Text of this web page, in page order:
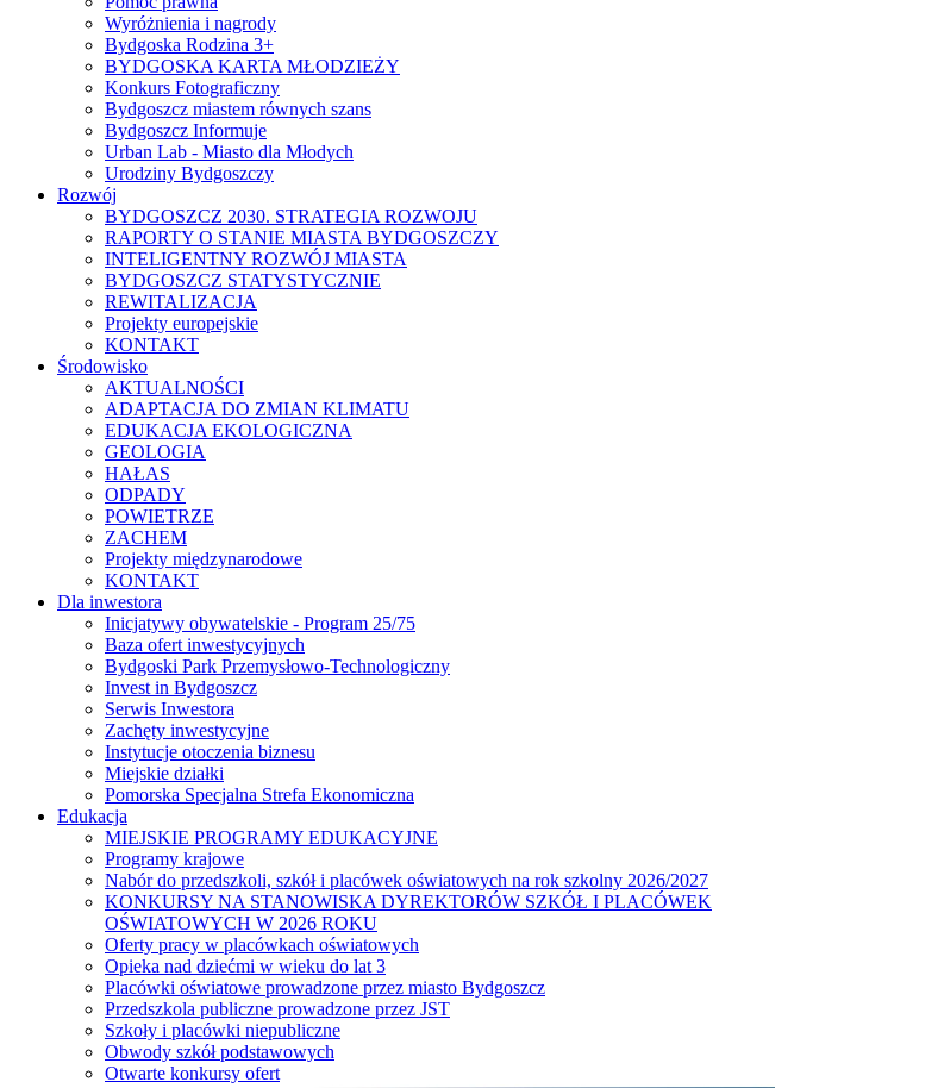
Wyróżnienia i nagrody
Bydgoska Rodzina 3+
BYDGOSKA KARTA MŁODZIEŻY
Konkurs Fotograficzny
Bydgoszcz miastem równych szans
Bydgoszcz Informuje
Urban Lab - Miasto dla Młodych
Urodziny Bydgoszczy
Rozwój
BYDGOSZCZ 2030. STRATEGIA ROZWOJU
RAPORTY O STANIE MIASTA BYDGOSZCZY
INTELIGENTNY ROZWÓJ MIASTA
BYDGOSZCZ STATYSTYCZNIE
REWITALIZACJA
Projekty europejskie
KONTAKT
Środowisko
AKTUALNOŚCI
ADAPTACJA DO ZMIAN KLIMATU
EDUKACJA EKOLOGICZNA
GEOLOGIA
HAŁAS
ODPADY
POWIETRZE
ZACHEM
Projekty międzynarodowe
KONTAKT
Dla inwestora
Inicjatywy obywatelskie - Program 25/75
Baza ofert inwestycyjnych
Bydgoski Park Przemysłowo-Technologiczny
Invest in Bydgoszcz
Serwis Inwestora
Zachęty inwestycyjne
Instytucje otoczenia biznesu
Miejskie działki
Pomorska Specjalna Strefa Ekonomiczna
Edukacja
MIEJSKIE PROGRAMY EDUKACYJNE
Programy krajowe
Nabór do przedszkoli, szkół i placówek oświatowych na rok szkolny 2026/2027
KONKURSY NA STANOWISKA DYREKTORÓW SZKÓŁ I PLACÓWEK
OŚWIATOWYCH W 2026 ROKU
Oferty pracy w placówkach oświatowych
Opieka nad dziećmi w wieku do lat 3
Placówki oświatowe prowadzone przez miasto Bydgoszcz
Przedszkola publiczne prowadzone przez JST
Szkoły i placówki niepubliczne
Obwody szkół podstawowych
Otwarte konkursy ofert